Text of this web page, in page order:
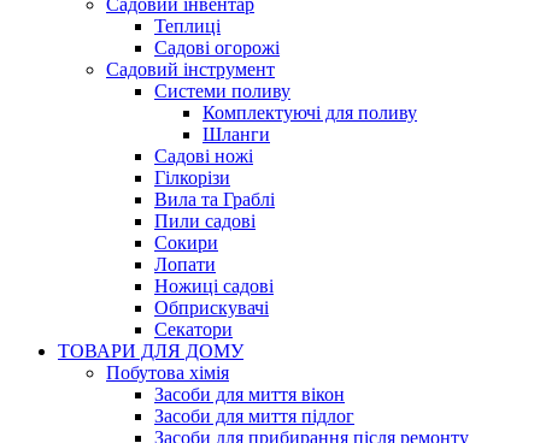
Садовий інвентар
Теплиці
Садові огорожі
Садовий інструмент
Системи поливу
Комплектуючі для поливу
Шланги
Садові ножі
Гілкорізи
Вила та Граблі
Пили садові
Сокири
Лопати
Ножиці садові
Обприскувачі
Секатори
ТОВАРИ ДЛЯ ДОМУ
Побутова хімія
Засоби для миття вікон
Засоби для миття підлог
Засоби для прибирання після ремонту